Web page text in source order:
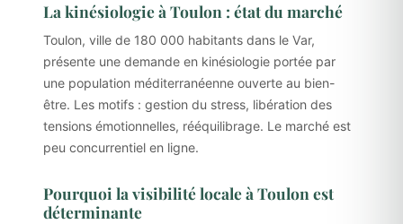
La kinésiologie à Toulon : état du marché
Toulon, ville de 180 000 habitants dans le Var,
présente une demande en kinésiologie portée par
une population méditerranéenne ouverte au bien-
être. Les motifs : gestion du stress, libération des
tensions émotionnelles, rééquilibrage. Le marché est
peu concurrentiel en ligne.
Pourquoi la visibilité locale à Toulon est
déterminante